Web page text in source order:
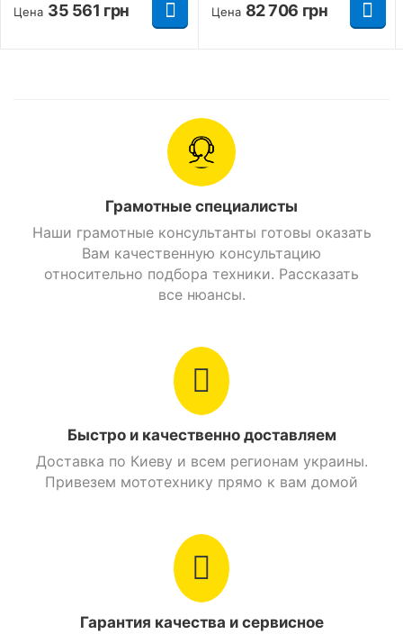
Стояночный тормоз Есть
Мотоциклы 200 см. куб. Дорожный
Мотоциклы 200 см. куб. Bajaj
Цена 35 561 грн Цена 82 706 грн
Грамотные специалисты
Наши грамотные консультанты готовы оказать
Вам качественную консультацию
относительно подбора техники. Рассказать
все нюансы.
Быстро и качественно доставляем
Доставка по Киеву и всем регионам украины.
Привезем мототехнику прямо к вам домой
Гарантия качества и сервисное